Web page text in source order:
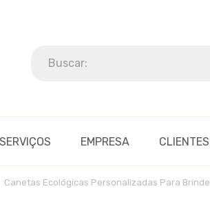
SERVIÇOS EMPRESA CLIENTES
Canetas Ecológicas Personalizadas Para Brinde